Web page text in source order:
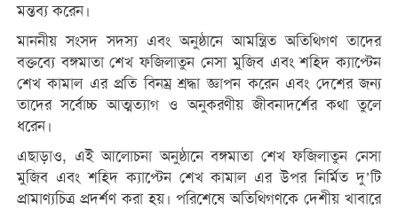
মন্তব্য করেন।
মাননীয় সংসদ সদস্য এবং অনুষ্ঠানে আমন্ত্রিত অতিথিগণ তাদের
বক্তব্যে বঙ্গমাতা শেখ ফজিলাতুন নেসা মুজিব এবং শহিদ ক্যাপ্টেন
শেখ কামাল এর প্রতি বিনম্র শ্রদ্ধা জ্ঞাপন করেন এবং দেশের জন্য
তাদের সর্বোচ্চ আত্মত্যাগ ও অনুকরণীয় জীবনাদর্শের কথা তুলে
ধরেন।
এছাড়াও, এই আলোচনা অনুষ্ঠানে বঙ্গমাতা শেখ ফজিলাতুন নেসা
মুজিব এবং শহিদ ক্যাপ্টেন শেখ কামাল এর উপর নির্মিত দু’টি
প্রামাণ্যচিত্র প্রদর্শণ করা হয়। পরিশেষে অতিথিগণকে দেশীয় খাবারে